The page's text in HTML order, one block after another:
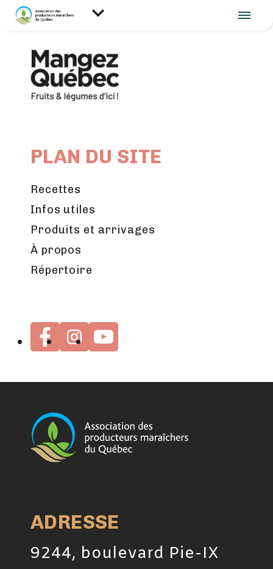
PLAN DU SITE
Recettes
Infos utiles
Produits et arrivages
À propos
Répertoire
ADRESSE
9244, boulevard Pie-IX